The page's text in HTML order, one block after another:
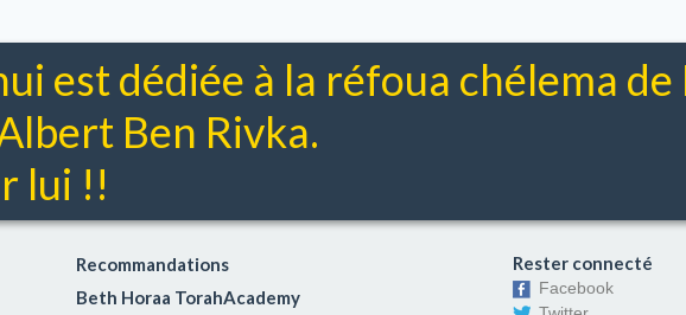
est dédiée à la réfoua chélema de
Ben Rivka.
lui !!
Recommandations
Beth Horaa TorahAcademy
Rester connecté
Facebook